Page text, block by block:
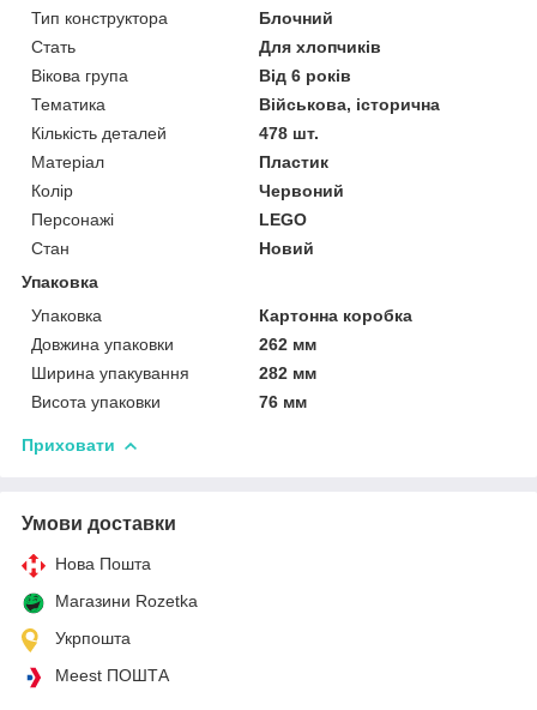
Тип конструктора
Блочний
Стать
Для хлопчиків
Вікова група
Від 6 років
Тематика
Військова, історична
Кількість деталей
478 шт.
Матеріал
Пластик
Колір
Червоний
Персонажі
LEGO
Стан
Новий
Упаковка
Упаковка
Картонна коробка
Довжина упаковки
262 мм
Ширина упакування
282 мм
Висота упаковки
76 мм
Приховати
Умови доставки
Нова Пошта
Магазини Rozetka
Укрпошта
Meest ПОШТА